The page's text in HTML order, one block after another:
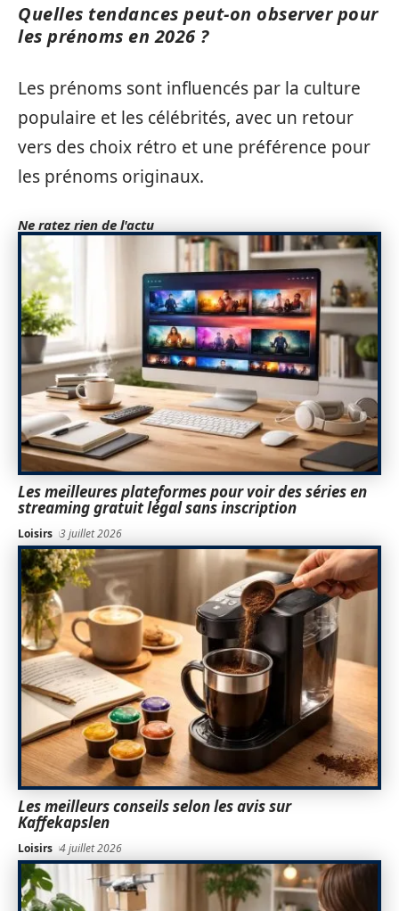
Quelles tendances peut-on observer pour
les prénoms en 2026 ?
Les prénoms sont influencés par la culture
populaire et les célébrités, avec un retour
vers des choix rétro et une préférence pour
les prénoms originaux.
Ne ratez rien de l'actu
Les meilleures plateformes pour voir des séries en
streaming gratuit légal sans inscription
Loisirs 3 juillet 2026
Les meilleurs conseils selon les avis sur
Kaffekapslen
Loisirs 4 juillet 2026